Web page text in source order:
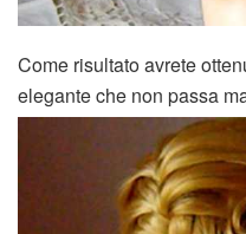
Come risultato avrete
elegante che non passa